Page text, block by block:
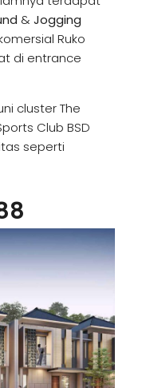
&Jogging
Ruko
di entrance
cluster The
Club BSD
seperti